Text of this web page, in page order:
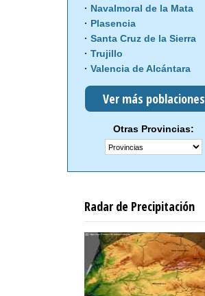
Navalmoral de la Mata
Plasencia
Santa Cruz de la Sierra
Trujillo
Valencia de Alcántara
Ver más poblaciones
Otras Provincias:
Radar de Precipitación